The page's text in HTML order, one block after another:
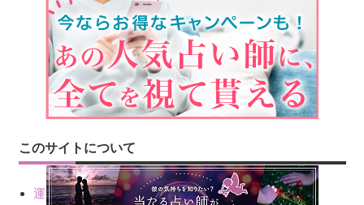
このサイトについて
運営会社情報